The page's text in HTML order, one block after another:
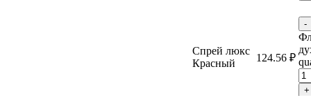
Спрей люкс
Красный
124.56 ₽
-
+